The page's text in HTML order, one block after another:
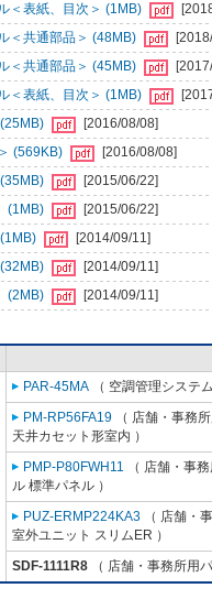
＜表紙、目次＞ (1MB)
＜共通部品＞ (48MB)
＜共通部品＞ (45MB)
＜表紙、目次＞ (1MB)
[2016/08/08]
(569KB)
[2016/08/08]
[2015/06/22]
(1MB)
[2015/06/22]
[2014/09/11]
[2014/09/11]
(2MB)
[2014/09/11]
PAR-45MA （ 空調管理システ
PM-RP56FA19 （ 店舗・事務
天井カセット形室内 ）
PMP-P80FWH11 （ 店舗・事
ル 標準パネル ）
PUZ-ERMP224KA3 （ 店舗・
室外ユニット スリムER ）
SDF-1111R8 （ 店舗・事務所用